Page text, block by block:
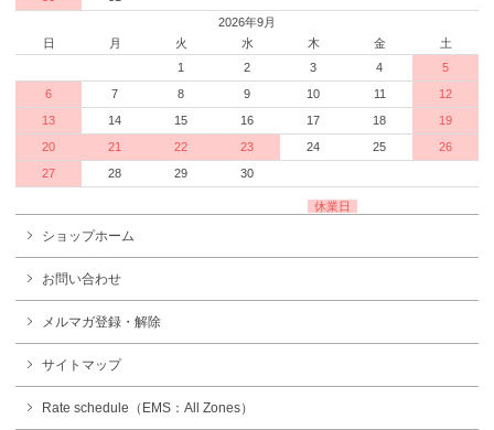
2026年9月
日
月 火 水 木 金
土
1
2 3 4
5
6
7 8 9 10 11
12
13
14 15 16 17 18
19
20
21 22 23 24 25
26
27
28 29 30
休業日
ショップホーム
お問い合わせ
メルマガ登録・解除
サイトマップ
Rate schedule（EMS：All Zones）